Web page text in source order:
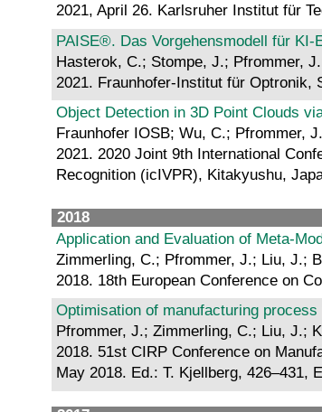
2021, April 26. Karlsruher Institut für
PAISE®. Das Vorgehensmodell für KI-
Hasterok, C.; Stompe, J.; Pfrommer,
2021. Fraunhofer-Institut für Optronik,
Object Detection in 3D Point Clouds
Fraunhofer IOSB; Wu, C.; Pfrommer,
2021. 2020 Joint 9th International
Recognition (icIVPR), Kitakyushu,
2018
Application and Evaluation of Meta-
Zimmerling, C.; Pfrommer, J.; Liu, J.;
2018. 18th European Conference on
Optimisation of manufacturing
Pfrommer, J.; Zimmerling, C.; Liu, J.;
2018. 51st CIRP Conference on
May 2018. Ed.: T. Kjellberg, 426–431,